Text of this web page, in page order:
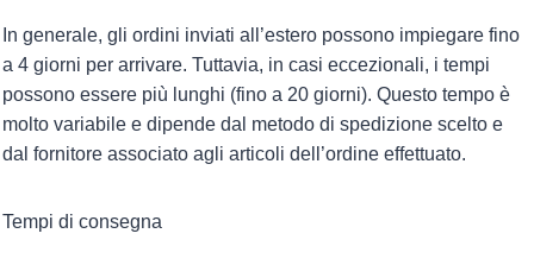
In generale, gli ordini inviati all’estero possono impiegare fino
a 4 giorni per arrivare. Tuttavia, in casi eccezionali, i tempi
possono essere più lunghi (fino a 20 giorni). Questo tempo è
molto variabile e dipende dal metodo di spedizione scelto e
dal fornitore associato agli articoli dell’ordine effettuato.
Tempi di consegna